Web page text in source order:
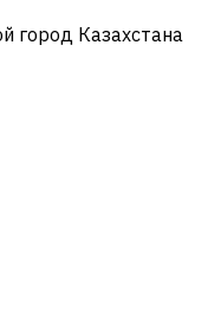
город Казахстана